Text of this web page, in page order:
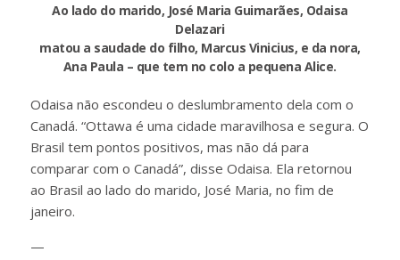
Ao lado do marido, José Maria Guimarães, Odaisa
Delazari
matou a saudade do filho, Marcus Vinicius, e da nora,
Ana Paula – que tem no colo a pequena Alice.
Odaisa não escondeu o deslumbramento dela com o
Canadá. “Ottawa é uma cidade maravilhosa e segura. O
Brasil tem pontos positivos, mas não dá para
comparar com o Canadá”, disse Odaisa. Ela retornou
ao Brasil ao lado do marido, José Maria, no fim de
janeiro.
—